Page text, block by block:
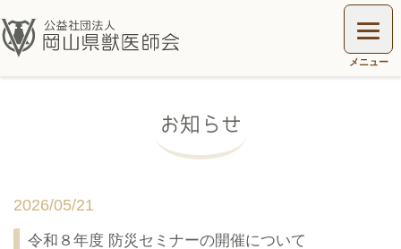
お知らせ
2026/05/21
令和８年度 防災セミナーの開催について